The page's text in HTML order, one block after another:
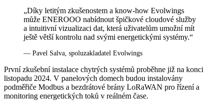
„Díky letitým zkušenostem a know-how Evolwings
může ENEROOO nabídnout špičkové cloudové služby
a intuitivní vizualizaci dat, která uživatelům umožní mít
ještě větší kontrolu nad svými energetickými systémy.“
— Pavel Salva, spoluzakladatel Evolwings
První zkušební instalace chytrých systémů proběhne již na konci
listopadu 2024. V panelových domech budou instalovány
podměřiče Modbus a bezdrátové brány LoRaWAN pro řízení a
monitoring energetických toků v reálném čase.